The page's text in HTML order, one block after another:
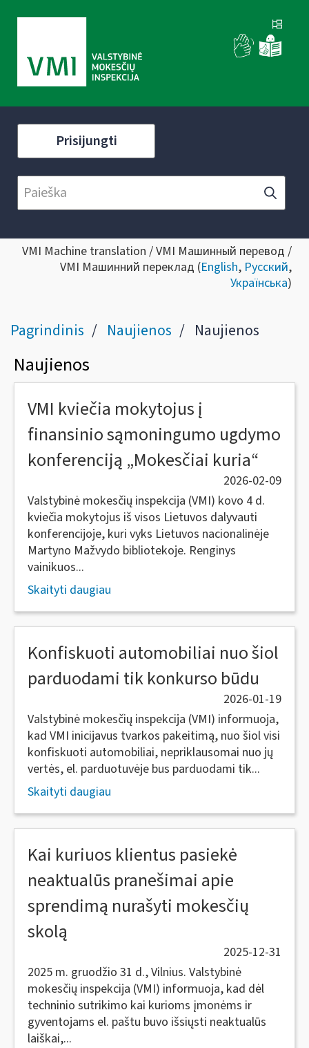
Prisijungti
VMI Machine translation / VMI Машинный перевод /
VMI Машинний переклад (English, Русский,
Українська)
Pagrindinis Naujienos Naujienos
Naujienos
VMI kviečia mokytojus į
finansinio sąmoningumo ugdymo
konferenciją „Mokesčiai kuria“
2026-02-09
Valstybinė mokesčių inspekcija (VMI) kovo 4 d.
kviečia mokytojus iš visos Lietuvos dalyvauti
konferencijoje, kuri vyks Lietuvos nacionalinėje
Martyno Mažvydo bibliotekoje. Renginys
vainikuos...
Skaityti daugiau
Konfiskuoti automobiliai nuo šiol
parduodami tik konkurso būdu
2026-01-19
Valstybinė mokesčių inspekcija (VMI) informuoja,
kad VMI inicijavus tvarkos pakeitimą, nuo šiol visi
konfiskuoti automobiliai, nepriklausomai nuo jų
vertės, el. parduotuvėje bus parduodami tik...
Skaityti daugiau
Kai kuriuos klientus pasiekė
neaktualūs pranešimai apie
sprendimą nurašyti mokesčių
skolą
2025-12-31
2025 m. gruodžio 31 d., Vilnius. Valstybinė
mokesčių inspekcija (VMI) informuoja, kad dėl
techninio sutrikimo kai kurioms įmonėms ir
gyventojams el. paštu buvo išsiųsti neaktualūs
laiškai,...